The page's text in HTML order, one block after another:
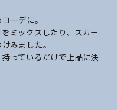
ーデに。
ミックスしたり、スカー
みました。
っているだけで上品に決